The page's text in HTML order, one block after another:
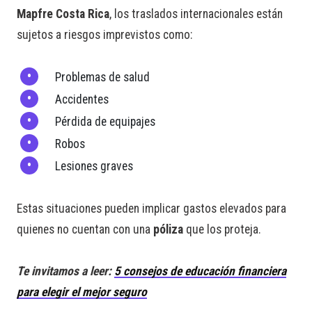
Mapfre Costa Rica, los traslados internacionales están
sujetos a riesgos imprevistos como:
Problemas de salud
Accidentes
Pérdida de equipajes
Robos
Lesiones graves
Estas situaciones pueden implicar gastos elevados para
quienes no cuentan con una póliza que los proteja.
Te invitamos a leer: 5 consejos de educación financiera
para elegir el mejor seguro